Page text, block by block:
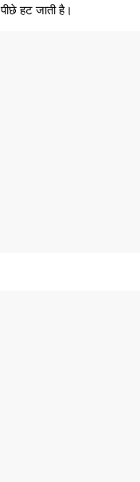
हट जाती है।